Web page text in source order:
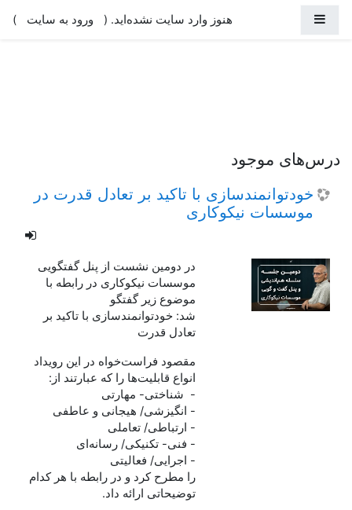
هنوز وارد سایت نشده‌اید. ( ورود به سایت )
درس‌های موجود
خودتوانمندسازی با تاکید بر تعادل قدرت در
موسسات نیکوکاری
در دومین نشست از پنل گفتگویی
موسسات نیکوکاری در رابطه با
موضوع زیر گفتگو
شد: خودتوانمندسازی با تاکید بر
تعادل قدرت
مقصود فراست‌خواه در این رویداد
انواع قابلیت‌ها را که عبارتند از:
- شناختی- مهارتی
- انگیزشی/ هیجانی و عاطفی
- ارتباطی/ تعاملی
- فنی- تکنیکی/ رسانه‌ای
- اجرایی/ فعالیتی
را مطرح کرد و در رابطه با هر کدام
توضیحاتی ارائه داد.